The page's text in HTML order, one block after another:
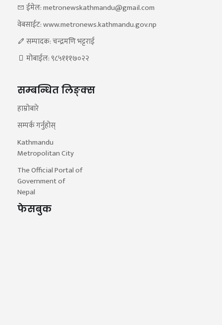
ईमेल: metronewskathmandu@gmail.com
वेबसाईट: www.metronews.kathmandu.gov.np
सम्पादक: चन्द्रमणि भट्टराई
मोबाईल: ९८५१११७०२२
सम्बन्धित लिङ्क्स
हाम्रोबारे
सम्पर्क गर्नुहोस्
Kathmandu
Metropolitan City
The Official Portal of
Government of
Nepal
फेसबुक